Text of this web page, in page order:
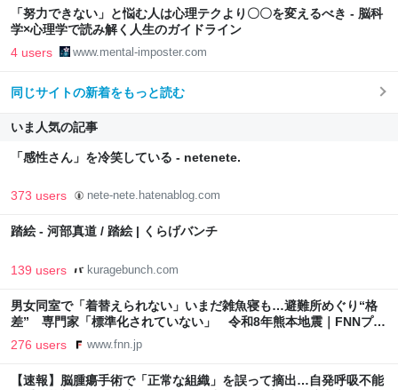
「努力できない」と悩む人は心理テクより〇〇を変えるべき - 脳科
学×心理学で読み解く人生のガイドライン
4 users www.mental-imposter.com
同じサイトの新着をもっと読む
いま人気の記事
「感性さん」を冷笑している - netenete.
373 users nete-nete.hatenablog.com
踏絵 - 河部真道 / 踏絵 | くらげバンチ
139 users kuragebunch.com
男女同室で「着替えられない」いまだ雑魚寝も…避難所めぐり“格
差” 専門家「標準化されていない」 令和8年熊本地震｜FNNプラ
イムオンライン
276 users www.fnn.jp
【速報】脳腫瘍手術で「正常な組織」を誤って摘出…自発呼吸不能